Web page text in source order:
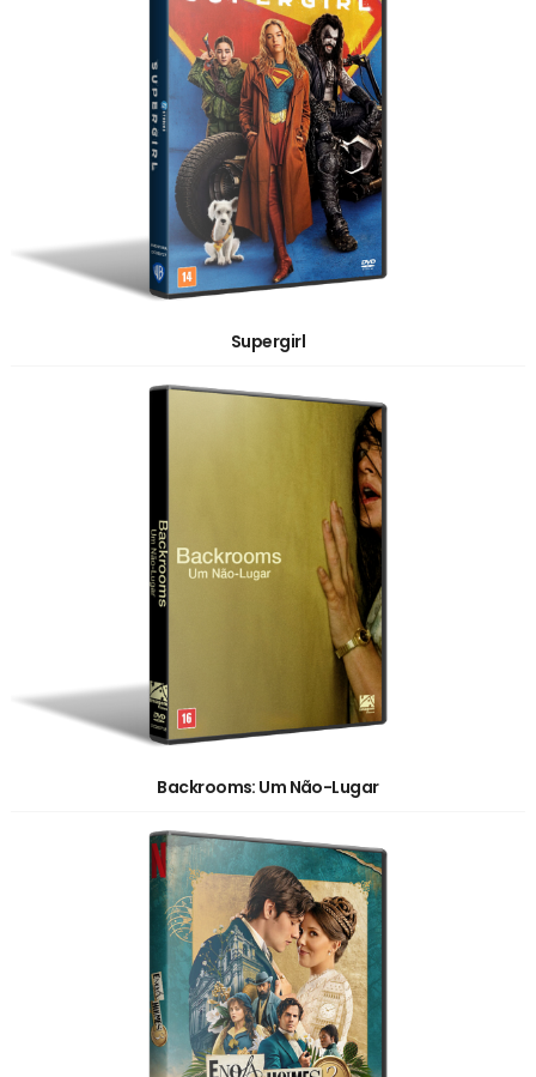
Supergirl
Backrooms: Um Não-Lugar